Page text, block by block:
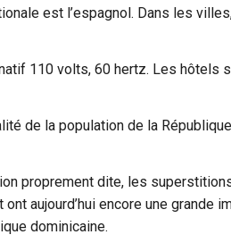
est l’espagnol. Dans les
110 volts, 60 hertz. Les hôtels
de la population de la
proprement dite, les
ont aujourd’hui encore une
dominicaine.